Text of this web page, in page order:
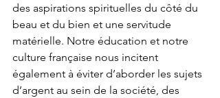
des aspirations spirituelles du côté du
beau et du bien et une servitude
matérielle. Notre éducation et notre
culture française nous incitent
également à éviter d’aborder les sujets
d’argent au sein de la société, des